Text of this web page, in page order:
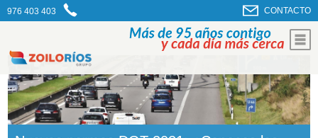
976 403 403 CONTACTO